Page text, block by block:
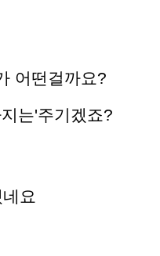
어떤걸까요?
는'주기겠죠?
요